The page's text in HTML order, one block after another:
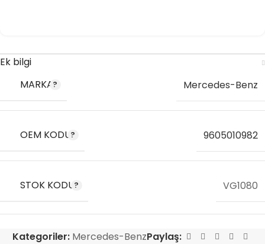
Ek bilgi
MARKA
Mercedes-Benz
OEM KODU 9605010982
STOK KODU VG1080
Kategoriler: Mercedes-BenzPaylaş: